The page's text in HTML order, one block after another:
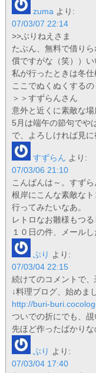
zuma より:
07/03/07 22:14
>>ぶりねえさま
たぶん、無料で借り
償ですがな（笑））い
私が行ったときは冬仕
ここでぬくぬくするの
＞＞すずらんさん
意外と近くに素敵な場
5月は端午の節句でや
で、よろしければ見に
すずらん より:
07/03/06 21:10
こんばんは～。すずら
根岸にこんな素敵なト
行ってみたいなあ。
レトロなお雛様もつる
１０日の件、メールし
ぶり より:
07/03/04 22:15
続けてのコメントで、
↓料理ブログ、始めま
http://buri-
ついでの折にでも、
先ほど作ったばかり
ぶり より:
07/03/04 17:40